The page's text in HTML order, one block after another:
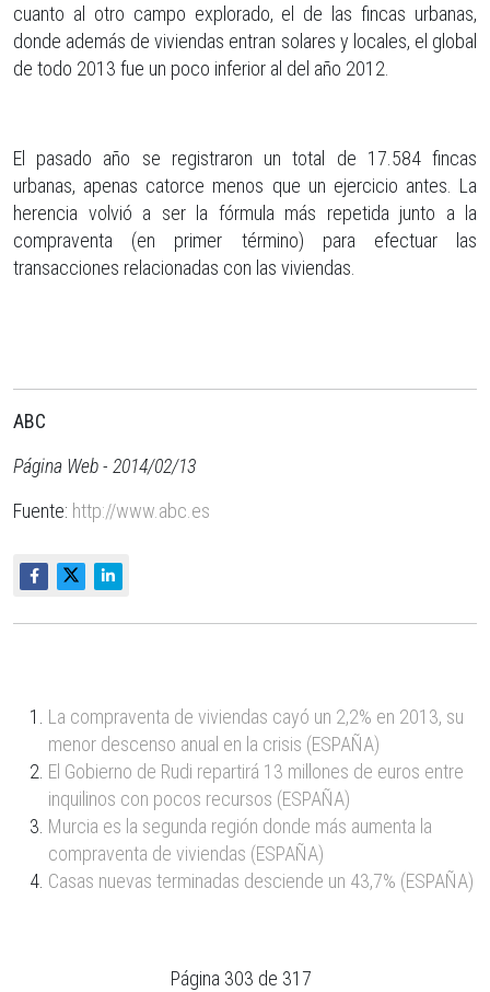
cuanto al otro campo explorado, el de las fincas urbanas,
donde además de viviendas entran solares y locales, el global
de todo 2013 fue un poco inferior al del año 2012.
El pasado año se registraron un total de 17.584 fincas
urbanas, apenas catorce menos que un ejercicio antes. La
herencia volvió a ser la fórmula más repetida junto a la
compraventa (en primer término) para efectuar las
transacciones relacionadas con las viviendas.
ABC
Página Web - 2014/02/13
Fuente: http://www.abc.es
La compraventa de viviendas cayó un 2,2% en 2013, su
menor descenso anual en la crisis (ESPAÑA)
El Gobierno de Rudi repartirá 13 millones de euros entre
inquilinos con pocos recursos (ESPAÑA)
Murcia es la segunda región donde más aumenta la
compraventa de viviendas (ESPAÑA)
Casas nuevas terminadas desciende un 43,7% (ESPAÑA)
Página 303 de 317